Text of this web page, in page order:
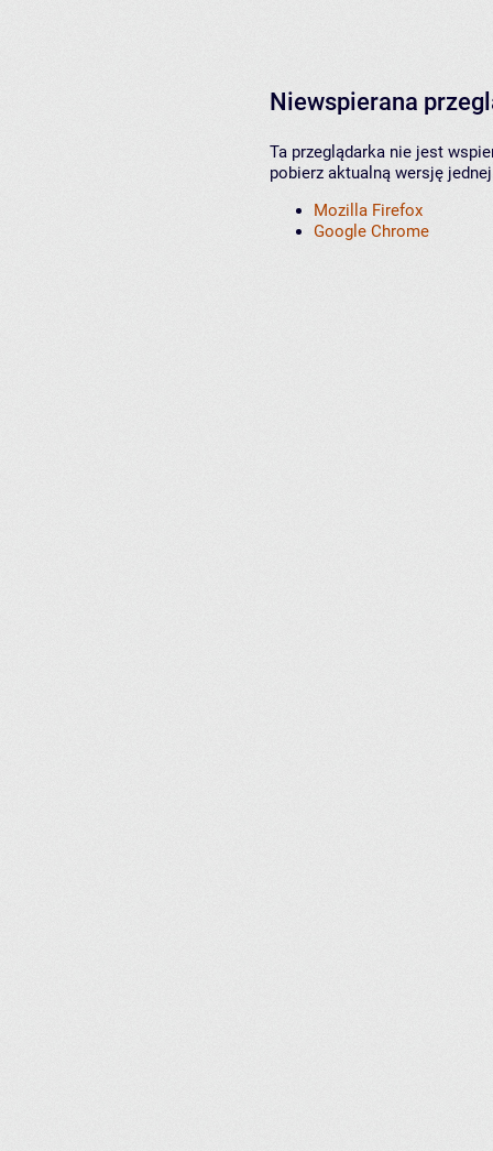
Niewspierana
Ta przeglądarka nie jest
pobierz aktualną wersję
Mozilla Firefox
Google Chrome